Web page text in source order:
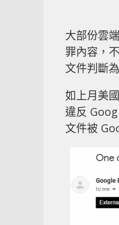
大部份雲
罪內容，
文件判斷
如上月美
違反
文件被